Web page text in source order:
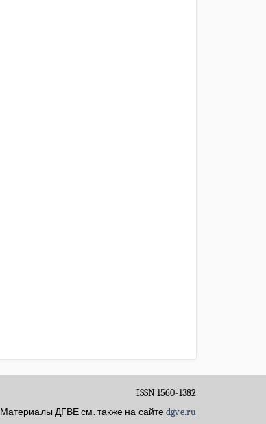
ISSN 1560-1382
Материалы ДГВЕ см. также на сайтеdgve.ru